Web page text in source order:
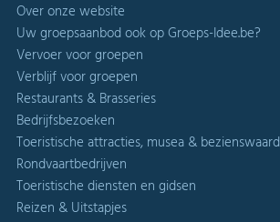
Over onze website
Uw groepsaanbod ook op Groeps-Idee.be?
Vervoer voor groepen
Verblijf voor groepen
Restaurants & Brasseries
Bedrijfsbezoeken
Toeristische attracties, musea &
Rondvaartbedrijven
Toeristische diensten en gidsen
Reizen & Uitstapjes